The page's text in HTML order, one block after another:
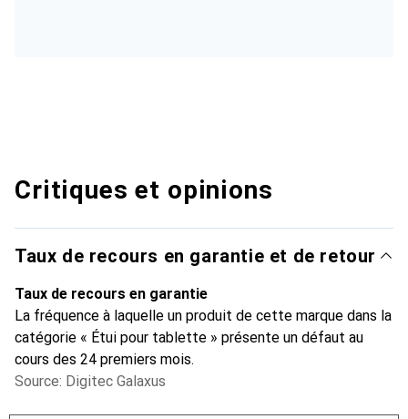
Critiques et opinions
Taux de recours en garantie et de retour
Taux de recours en garantie
La fréquence à laquelle un produit de cette marque dans la
catégorie « Étui pour tablette » présente un défaut au
cours des 24 premiers mois.
Source: Digitec Galaxus